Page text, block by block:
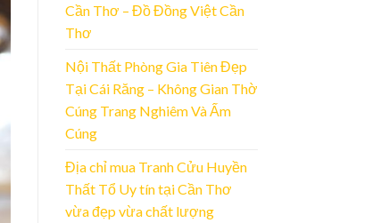
Cần Thơ – Đồ Đồng Việt Cần
Thơ
Nội Thất Phòng Gia Tiên Đẹp
Tại Cái Răng – Không Gian Thờ
Cúng Trang Nghiêm Và Ấm
Cúng
Địa chỉ mua Tranh Cửu Huyền
Thất Tổ Uy tín tại Cần Thơ
vừa đẹp vừa chất lượng